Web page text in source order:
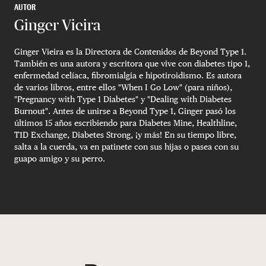
AUTOR
Ginger Vieira
Ginger Vieira es la Directora de Contenidos de Beyond Type 1.
También es una autora y escritora que vive con diabetes tipo 1,
enfermedad celíaca, fibromialgia e hipotiroidismo. Es autora
de varios libros, entre ellos "When I Go Low" (para niños),
"Pregnancy with Type 1 Diabetes" y "Dealing with Diabetes
Burnout". Antes de unirse a Beyond Type 1, Ginger pasó los
últimos 15 años escribiendo para Diabetes Mine, Healthline,
T1D Exchange, Diabetes Strong, ¡y más! En su tiempo libre,
salta a la cuerda, va en patinete con sus hijas o pasea con su
guapo amigo y su perro.